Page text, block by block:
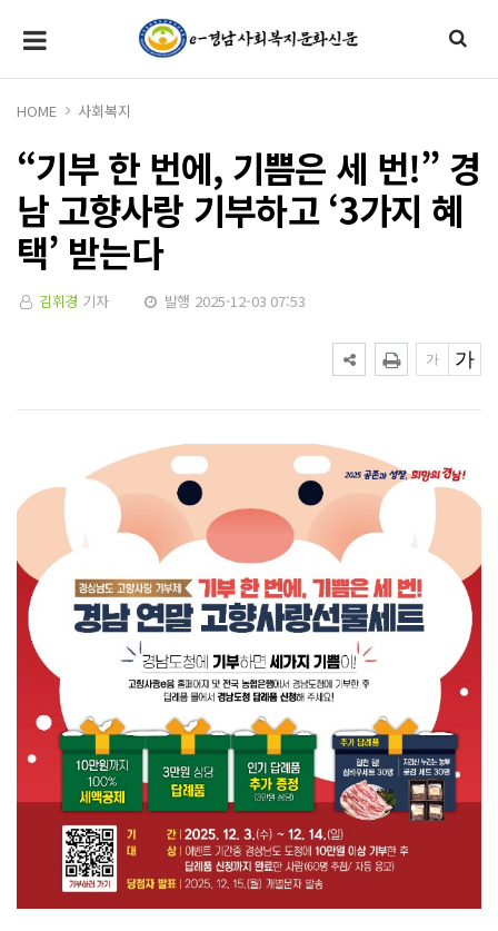
HOME 사회복지
“기부 한 번에, 기쁨은 세 번!” 경
남 고향사랑 기부하고 ‘3가지 혜
택’ 받는다
김휘경 기자 발행 2025-12-03 07:53